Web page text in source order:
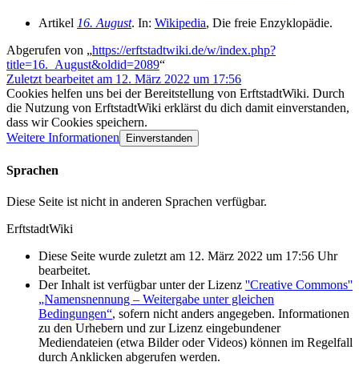
Artikel 16. August. In: Wikipedia, Die freie Enzyklopädie.
Abgerufen von „https://erftstadtwiki.de/w/index.php?
title=16._August&oldid=2089“
Zuletzt bearbeitet am 12. März 2022 um 17:56
Cookies helfen uns bei der Bereitstellung von ErftstadtWiki. Durch
die Nutzung von ErftstadtWiki erklärst du dich damit einverstanden,
dass wir Cookies speichern.
Weitere Informationen
Einverstanden
Sprachen
Diese Seite ist nicht in anderen Sprachen verfügbar.
ErftstadtWiki
Diese Seite wurde zuletzt am 12. März 2022 um 17:56 Uhr
bearbeitet.
Der Inhalt ist verfügbar unter der Lizenz ''Creative Commons''
„Namensnennung – Weitergabe unter gleichen
Bedingungen“, sofern nicht anders angegeben. Informationen
zu den Urhebern und zur Lizenz eingebundener
Mediendateien (etwa Bilder oder Videos) können im Regelfall
durch Anklicken abgerufen werden.